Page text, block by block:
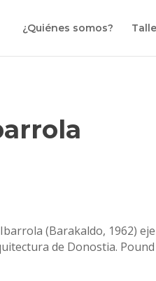
¿Quiénes somos?
(Barakaldo, 1962)
de Donostia.